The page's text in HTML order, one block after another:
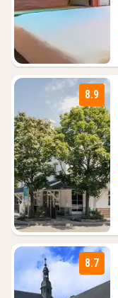
8.9
8.7